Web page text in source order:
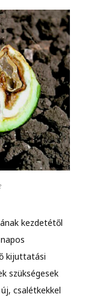
kezdetétől
kijuttatási
szükségesek
csalétkekkel